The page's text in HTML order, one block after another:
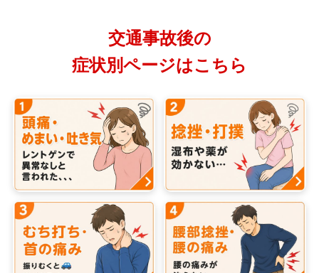
交通事故後の
症状別ページはこちら